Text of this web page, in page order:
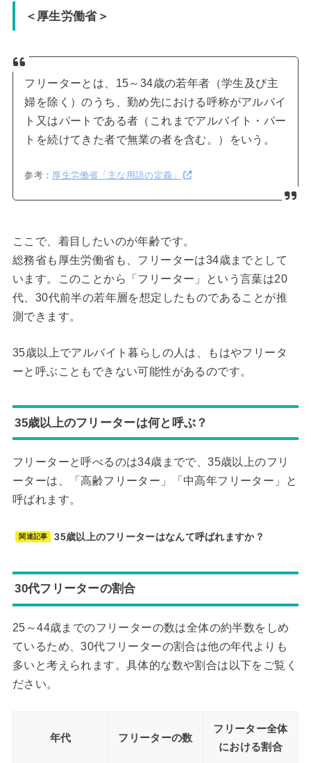
＜厚生労働省＞
フリーターとは、15～34歳の若年者（学生及び主
婦を除く）のうち、勤め先における呼称がアルバイ
ト又はパートである者（これまでアルバイト・パー
トを続けてきた者で無業の者を含む。）をいう。
参考： 厚生労働省「主な用語の定義」
ここで、着目したいのが年齢です。
総務省も厚生労働省も、フリーターは34歳までとして
います。このことから「フリーター」という言葉は20
代、30代前半の若年層を想定したものであることが推
測できます。
35歳以上でアルバイト暮らしの人は、もはやフリータ
ーと呼ぶこともできない可能性があるのです。
35歳以上のフリーターは何と呼ぶ？
フリーターと呼べるのは34歳までで、35歳以上のフリ
ーターは、「高齢フリーター」「中高年フリーター」と
呼ばれます。
関連記事 35歳以上のフリーターはなんて呼ばれますか？
30代フリーターの割合
25～44歳までのフリーターの数は全体の約半数をしめ
ているため、30代フリーターの割合は他の年代よりも
多いと考えられます。具体的な数や割合は以下をご覧く
ださい。
年代 フリーターの数
フリーター全体
における割合